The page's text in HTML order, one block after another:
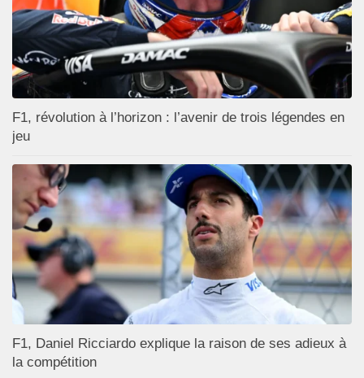
F1, révolution à l’horizon : l’avenir de trois légendes en
jeu
F1, Daniel Ricciardo explique la raison de ses adieux à
la compétition